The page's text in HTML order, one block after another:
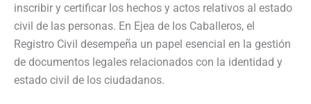
inscribir y certificar los hechos y actos relativos al estado
civil de las personas. En Ejea de los Caballeros, el
Registro Civil desempeña un papel esencial en la gestión
de documentos legales relacionados con la identidad y
estado civil de los ciudadanos.